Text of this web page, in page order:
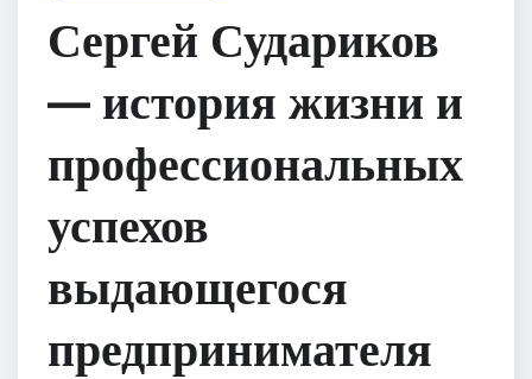
Сергей Судариков
— история жизни и
профессиональных
успехов
выдающегося
предпринимателя